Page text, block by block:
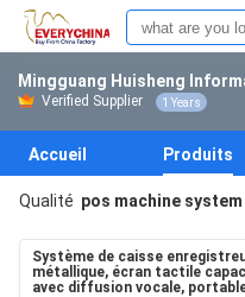
Mingguang Huisheng
Verified Supplier 1 Years
Accueil Produits
Qualité pos machine system
Système de caisse
métallique, écran tactile
avec diffusion vocale,